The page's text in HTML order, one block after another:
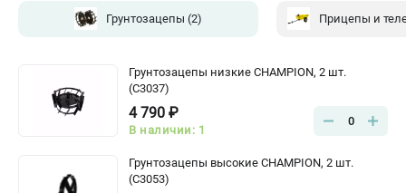
Грунтозацепы (2)
Грунтозацепы низкие CHAMPION, 2 шт.
(C3037)
4 790 ₽
В наличии: 1
0
Грунтозацепы высокие CHAMPION, 2 шт.
(C3053)